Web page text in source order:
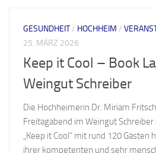
GESUNDHEIT/ HOCHHEIM /
25. MÄRZ 2026
Keep it Cool – Book
Weingut Schreiber
Die Hochheimerin Dr. Miriam
Freitagabend im Weingut
„Keep it Cool“ mit rund 120 Gästen
ihrer kompetenten und sehr